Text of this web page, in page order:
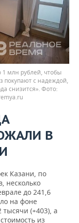
1 млн рублей, чтобы
покупают с надеждой,
снизится».
В
Казани, по
несколько
до 241,6
на фоне
(+403), а
из